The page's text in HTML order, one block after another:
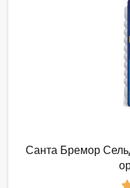
Санта Бремор